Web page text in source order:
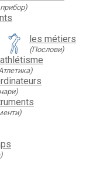
les métiers
(Послови)